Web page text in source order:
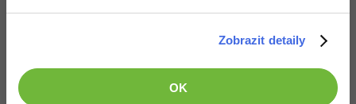
Zobrazit detaily
OK
Nahoru Odpovědět